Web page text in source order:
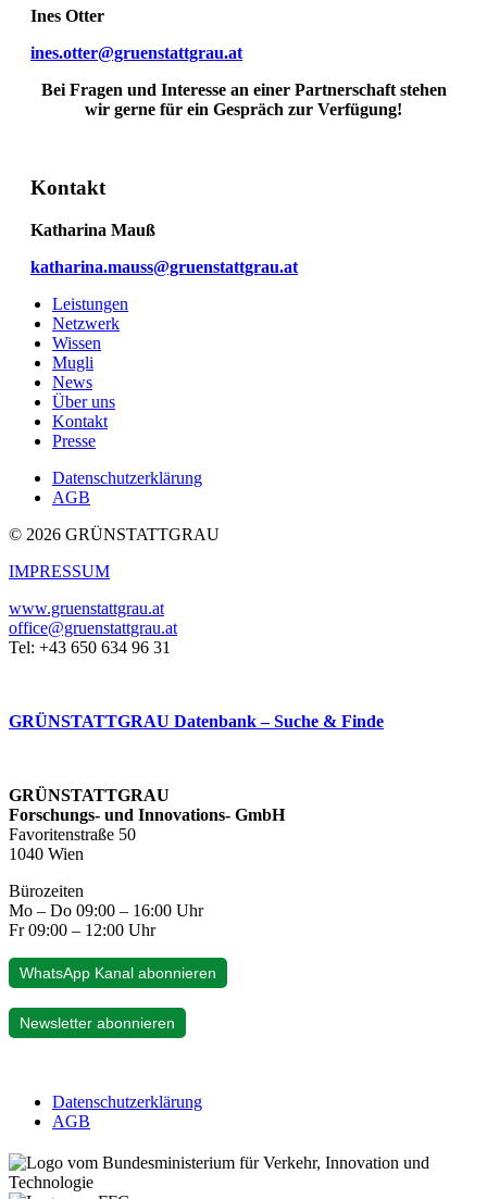
Ines Otter
ines.otter@gruenstattgrau.at
Bei Fragen und Interesse an einer Partnerschaft stehen
wir gerne für ein Gespräch zur Verfügung!
Kontakt
Katharina Mauß
katharina.mauss@gruenstattgrau.at
Leistungen
Netzwerk
Wissen
Mugli
News
Über uns
Kontakt
Presse
Datenschutzerklärung
AGB
© 2026 GRÜNSTATTGRAU
IMPRESSUM
www.gruenstattgrau.at
office@gruenstattgrau.at
Tel: +43 650 634 96 31
GRÜNSTATTGRAU Datenbank – Suche & Finde
GRÜNSTATTGRAU
Forschungs- und Innovations- GmbH
Favoritenstraße 50
1040 Wien
Bürozeiten
Mo – Do 09:00 – 16:00 Uhr
Fr 09:00 – 12:00 Uhr
WhatsApp Kanal abonnieren
Newsletter abonnieren
Datenschutzerklärung
AGB